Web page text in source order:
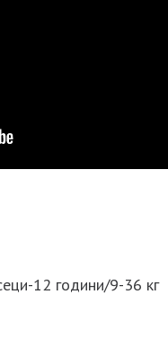
12 години/9-36 кг